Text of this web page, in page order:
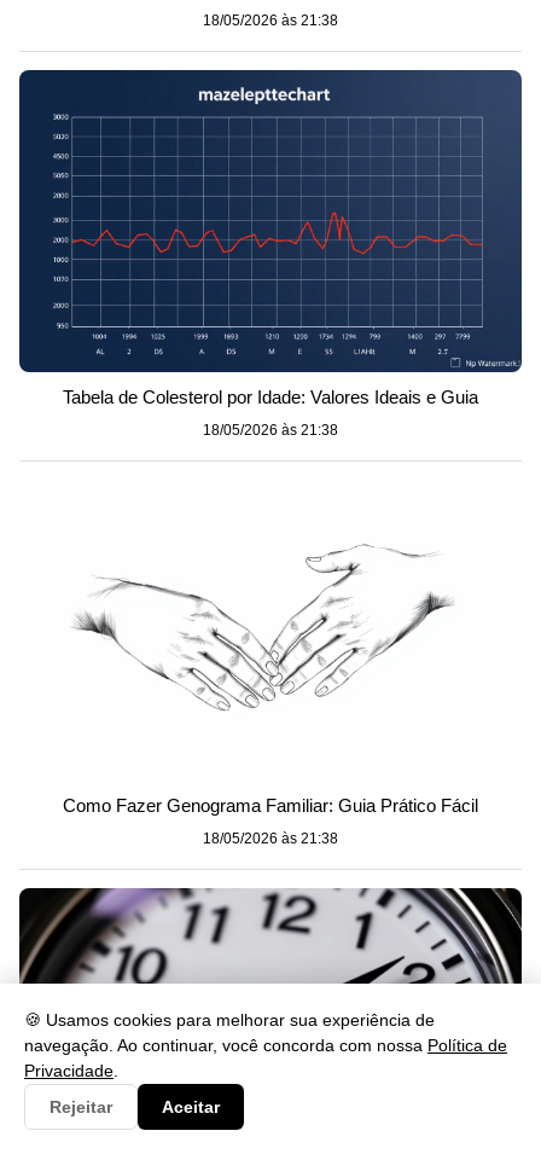
🍪 Usamos cookies para melhorar sua experiência de
navegação. Ao continuar, você concorda com nossa Política de
Privacidade
Rejeitar
Aceitar
18/05/2026 às 21:38
Tabela de Colesterol por Idade: Valores Ideais e Guia
18/05/2026 às 21:38
Como Fazer Genograma Familiar: Guia Prático Fácil
18/05/2026 às 21:38